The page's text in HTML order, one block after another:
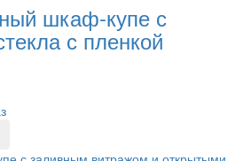
шкаф-купе с
с пленкой